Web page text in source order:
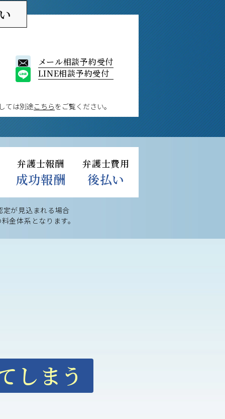
メール相談予約受付
LINE相談予約受付
ては別途こちらをご覧ください。
弁護士報酬
成功報酬
弁護士費用
後払い
が見込まれる場合
金体系となります。
しまう